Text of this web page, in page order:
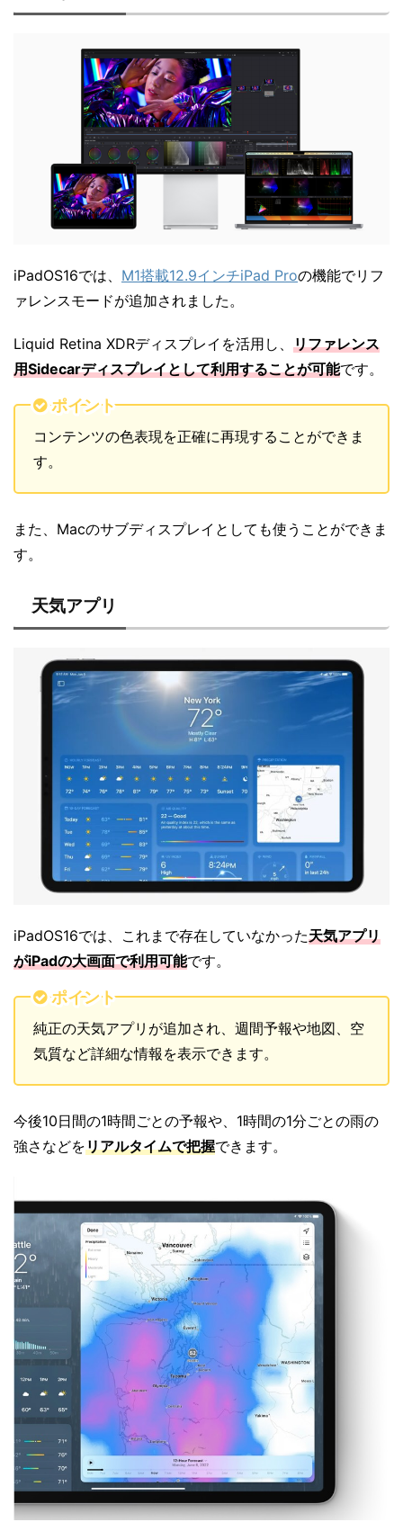
iPadOS16では、 M1搭載12.9インチiPad Proの機能でリフ
ァレンスモードが追加されました。
Liquid Retina XDRディスプレイを活用し、 リファレンス
用Sidecarディスプレイとして利用することが可能です。
ポイント
コンテンツの色表現を正確に再現することができま
す。
また、Macのサブディスプレイとしても使うことができま
す。
天気アプリ
iPadOS16では、これまで存在していなかった天気アプリ
がiPadの大画面で利用可能です。
ポイント
純正の天気アプリが追加され、週間予報や地図、空
気質など詳細な情報を表示できます。
今後10日間の1時間ごとの予報や、1時間の1分ごとの雨の
強さなどをリアルタイムで把握できます。